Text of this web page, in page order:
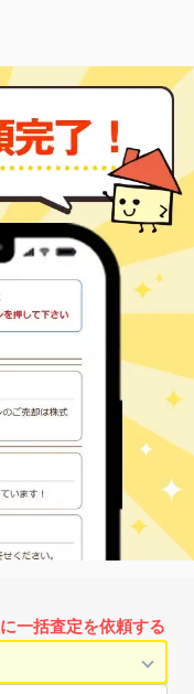
一括査定を依頼する